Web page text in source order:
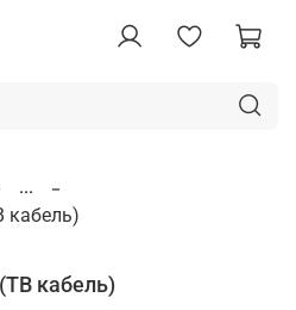
...
кабель)
кабель)